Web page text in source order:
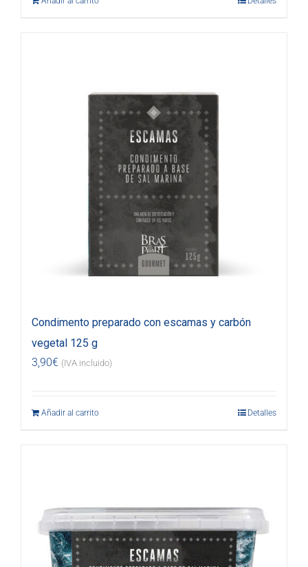
Condimento preparado con escamas y carbón
vegetal 125 g
3,90€ (IVA incluido)
Añadir al carrito Detalles